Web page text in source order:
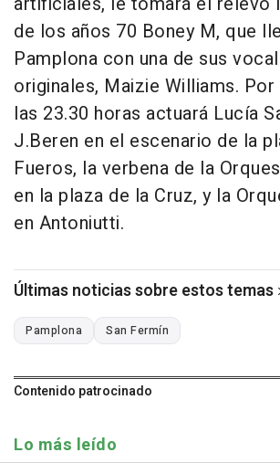
de los años 70 Boney M, que
Pamplona con una de sus
originales, Maizie Williams. Por
las 23.30 horas actuará Lucía
J.Beren en el escenario de la
Fueros, la verbena de la
en la plaza de la Cruz, y la
en Antoniutti.
Últimas noticias sobre estos temas
Pamplona San Fermín
Contenido patrocinado
Lo más leído